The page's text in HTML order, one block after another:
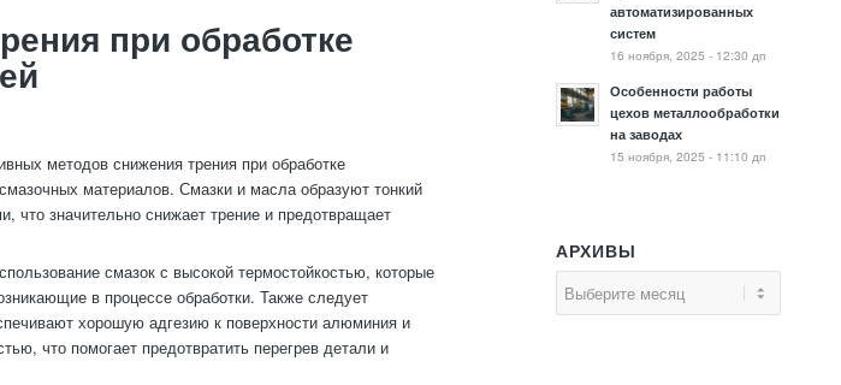
при обработке
методов снижения трения при обработке
материалов. Смазки и масла образуют тонкий
что значительно снижает трение и предотвращает
смазок с высокой термостойкостью, которые
в процессе обработки. Также следует
хорошую адгезию к поверхности алюминия и
что помогает предотвратить перегрев детали и
автоматизированных
систем
16 ноября, 2025 - 12:30 дп
Особенности работы
цехов металлообработки
на заводах
15 ноября, 2025 - 11:10 дп
АРХИВЫ